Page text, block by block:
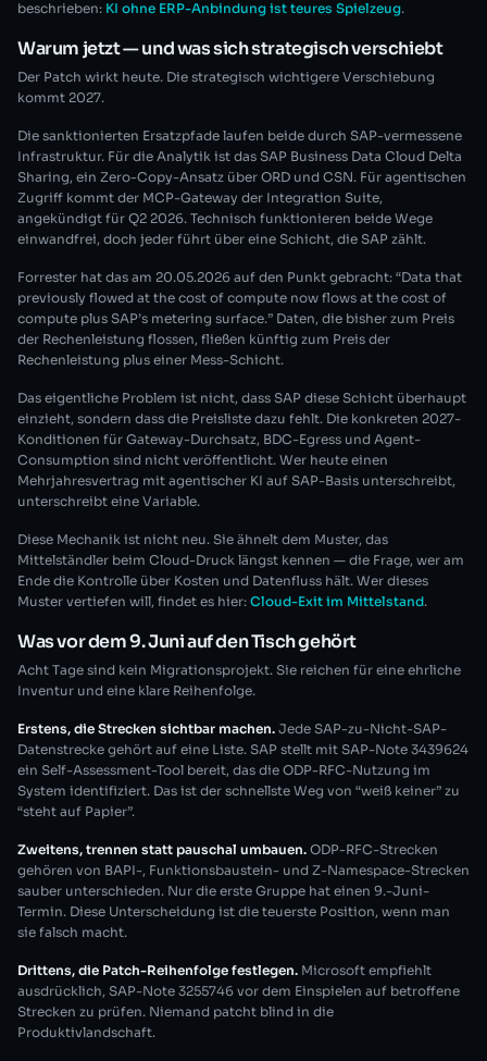
beschrieben: KI ohne ERP-Anbindung ist teures Spielzeug.
Warum jetzt — und was sich strategisch verschiebt
Der Patch wirkt heute. Die strategisch wichtigere Verschiebung
kommt 2027.
Die sanktionierten Ersatzpfade laufen beide durch SAP-vermessene
Infrastruktur. Für die Analytik ist das SAP Business Data Cloud Delta
Sharing, ein Zero-Copy-Ansatz über ORD und CSN. Für agentischen
Zugriff kommt der MCP-Gateway der Integration Suite,
angekündigt für Q2 2026. Technisch funktionieren beide Wege
einwandfrei, doch jeder führt über eine Schicht, die SAP zählt.
Forrester hat das am 20.05.2026 auf den Punkt gebracht: “Data that
previously flowed at the cost of compute now flows at the cost of
compute plus SAP’s metering surface.” Daten, die bisher zum Preis
der Rechenleistung flossen, fließen künftig zum Preis der
Rechenleistung plus einer Mess-Schicht.
Das eigentliche Problem ist nicht, dass SAP diese Schicht überhaupt
einzieht, sondern dass die Preisliste dazu fehlt. Die konkreten 2027-
Konditionen für Gateway-Durchsatz, BDC-Egress und Agent-
Consumption sind nicht veröffentlicht. Wer heute einen
Mehrjahresvertrag mit agentischer KI auf SAP-Basis unterschreibt,
unterschreibt eine Variable.
Diese Mechanik ist nicht neu. Sie ähnelt dem Muster, das
Mittelständler beim Cloud-Druck längst kennen — die Frage, wer am
Ende die Kontrolle über Kosten und Datenfluss hält. Wer dieses
Muster vertiefen will, findet es hier: Cloud-Exit im Mittelstand.
Was vor dem 9. Juni auf den Tisch gehört
Acht Tage sind kein Migrationsprojekt. Sie reichen für eine ehrliche
Inventur und eine klare Reihenfolge.
Erstens, die Strecken sichtbar machen. Jede SAP-zu-Nicht-SAP-
Datenstrecke gehört auf eine Liste. SAP stellt mit SAP-Note 3439624
ein Self-Assessment-Tool bereit, das die ODP-RFC-Nutzung im
System identifiziert. Das ist der schnellste Weg von “weiß keiner” zu
“steht auf Papier”.
Zweitens, trennen statt pauschal umbauen. ODP-RFC-Strecken
gehören von BAPI-, Funktionsbaustein- und Z-Namespace-Strecken
sauber unterschieden. Nur die erste Gruppe hat einen 9.-Juni-
Termin. Diese Unterscheidung ist die teuerste Position, wenn man
sie falsch macht.
Drittens, die Patch-Reihenfolge festlegen. Microsoft empfiehlt
ausdrücklich, SAP-Note 3255746 vor dem Einspielen auf betroffene
Strecken zu prüfen. Niemand patcht blind in die
Produktivlandschaft.